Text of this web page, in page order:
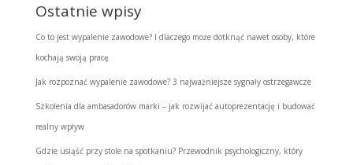
Ostatnie wpisy
Co to jest wypalenie zawodowe? I dlaczego może dotknąć nawet osoby, które
kochają swoją pracę
Jak rozpoznać wypalenie zawodowe? 3 najważniejsze sygnały ostrzegawcze
Szkolenia dla ambasadorów marki – jak rozwijać autoprezentację i budować
realny wpływ
Gdzie usiąść przy stole na spotkaniu? Przewodnik psychologiczny, który